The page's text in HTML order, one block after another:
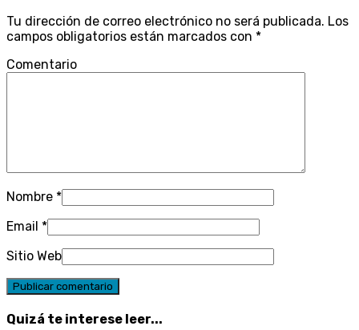
Tu dirección de correo electrónico no será publicada. Los
campos obligatorios están marcados con *
Comentario
Nombre *
Email *
Sitio Web
Quizá te interese leer...